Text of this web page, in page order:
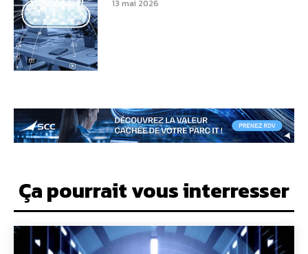
13 mai 2026
Ça pourrait vous interresser